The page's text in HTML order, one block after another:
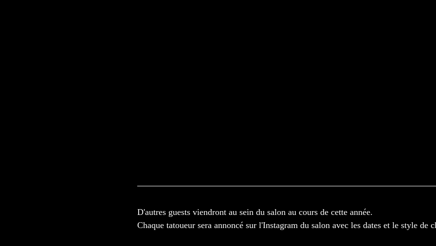
D'autres guests viendront au sein du salon au cours de cette année.
Chaque tatoueur sera annoncé sur l'Instagram du salon avec les dates et le style de